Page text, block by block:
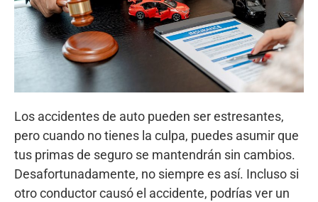
Los accidentes de auto pueden ser estresantes,
pero cuando no tienes la culpa, puedes asumir que
tus primas de seguro se mantendrán sin cambios.
Desafortunadamente, no siempre es así. Incluso si
otro conductor causó el accidente, podrías ver un